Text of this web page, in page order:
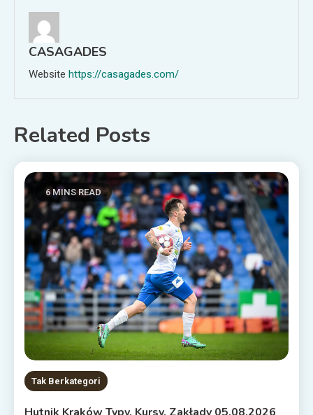
CASAGADES
Website https://casagades.com/
Related Posts
6 MINS READ
Tak Berkategori